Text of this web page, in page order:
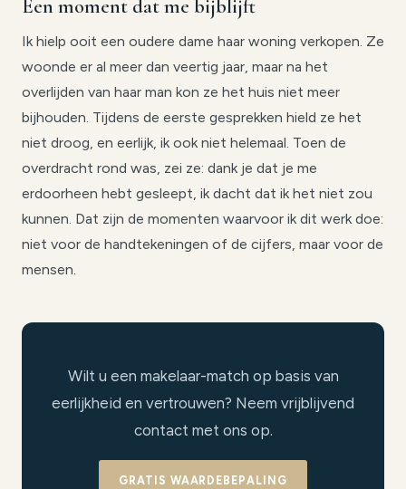
Een moment dat me bijblijft
Ik hielp ooit een oudere dame haar woning verkopen. Ze
woonde er al meer dan veertig jaar, maar na het
overlijden van haar man kon ze het huis niet meer
bijhouden. Tijdens de eerste gesprekken hield ze het
niet droog, en eerlijk, ik ook niet helemaal. Toen de
overdracht rond was, zei ze: dank je dat je me
erdoorheen hebt gesleept, ik dacht dat ik het niet zou
kunnen. Dat zijn de momenten waarvoor ik dit werk doe:
niet voor de handtekeningen of de cijfers, maar voor de
mensen.
Wilt u een makelaar-match op basis van
eerlijkheid en vertrouwen? Neem vrijblijvend
contact met ons op.
GRATIS WAARDEBEPALING